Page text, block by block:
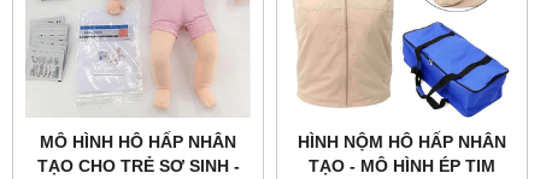
MÔ HÌNH HÔ HẤP NHÂN
TẠO CHO TRẺ SƠ SINH -
HÌNH NỘM HÔ HẤP NHÂN
TẠO - MÔ HÌNH ÉP TIM